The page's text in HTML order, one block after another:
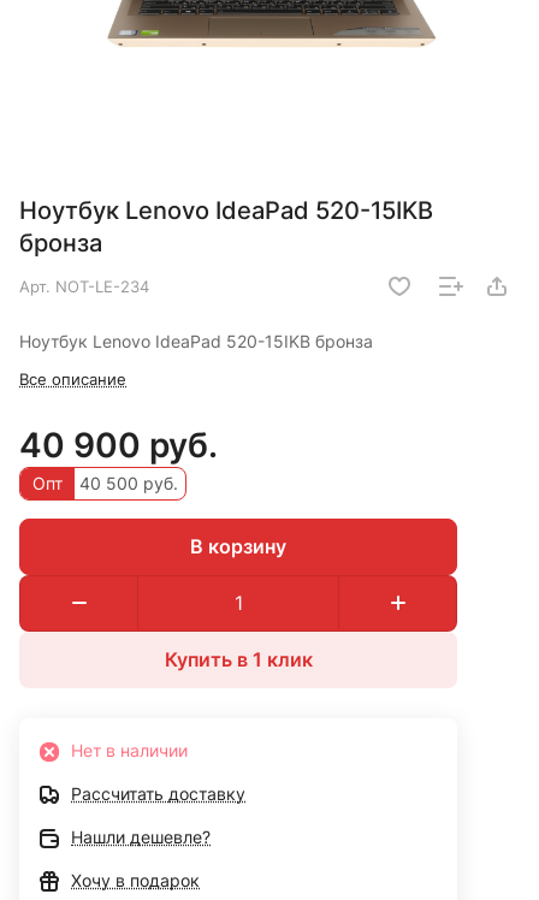
Ноутбук Lenovo IdeaPad 520-15IKB
бронза
Арт. NOT-LE-234
Ноутбук Lenovo IdeaPad 520-15IKB бронза
Все описание
40 900 руб.
Опт 40 500 руб.
В корзину
Купить в 1 клик
Нет в наличии
Рассчитать доставку
Нашли дешевле?
Хочу в подарок